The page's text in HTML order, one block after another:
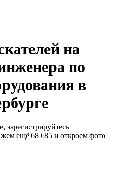
на
по
в
зарегистрируйтесь
ещё 68 685 и откроем фото